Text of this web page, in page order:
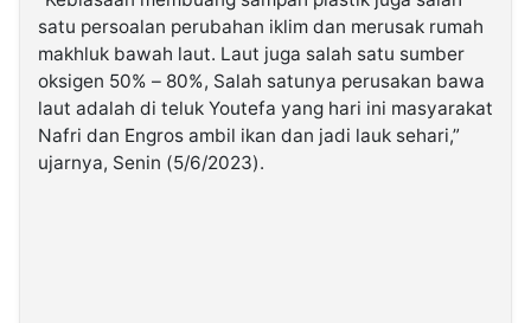
satu persoalan perubahan iklim dan merusak rumah
makhluk bawah laut. Laut juga salah satu sumber
oksigen 50% – 80%, Salah satunya perusakan bawa
laut adalah di teluk Youtefa yang hari ini masyarakat
Nafri dan Engros ambil ikan dan jadi lauk sehari,”
ujarnya, Senin (5/6/2023).